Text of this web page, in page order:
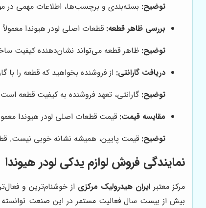
توضیح: بسته‌بندی و برچسب‌ها، اطلاعات مهمی در
بررسی ظاهر قطعه: قطعات اصلی لودر هیوندا
توضیح: ظاهر قطعه می‌تواند نشان‌دهنده کیفیت
دریافت گارانتی: از فروشنده بخواهید که قطعه را با
توضیح: گارانتی، تعهد فروشنده به کیفیت قطعه
مقایسه قیمت: قیمت قطعات اصلی لودر هیوندا
توضیح: قیمت پایین، همیشه نشانه خوبی نیست.
نمایندگی فروش لوازم یدکی لودر هیوندا
مرکز معتبر ایران هیدرولیک مرکزی از خوشنام‌ترین و
بیش از بیست سال فعالیت مستمر در این صنعت توانسته